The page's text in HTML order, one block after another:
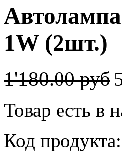
1W (2шт.)
1'180.00 руб
Товар есть в
Код